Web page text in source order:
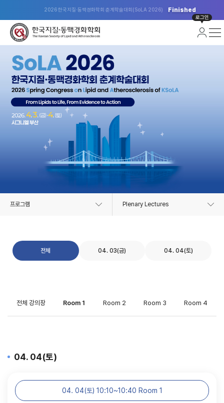
2026 한국지질·동맥경화학회 춘계학술대회(SoLA 2026) Finished
로그인
프로그램 Plenary Lectures
전체 04. 03(금) 04. 04(토)
전체 강의장 Room 1 Room 2 Room 3 Room 4
04. 04(토)
04. 04(토) 10:10~10:40 Room 1